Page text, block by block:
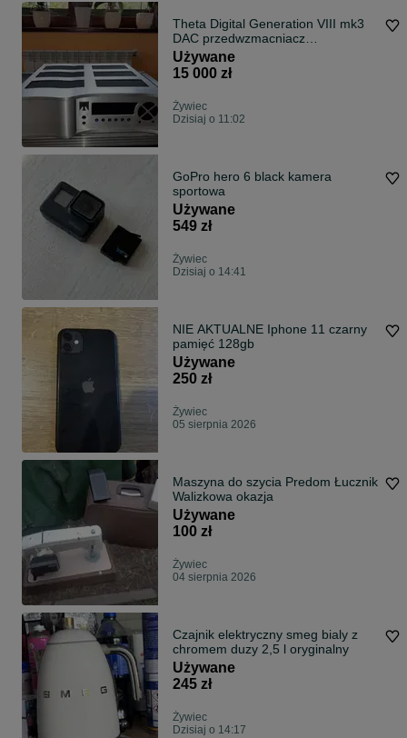
Theta Digital Generation VIII mk3
DAC przedwzmacniacz
zbalansowany USA
Używane
15 000 zł
Żywiec
Dzisiaj o 11:02
GoPro hero 6 black kamera
sportowa
Używane
549 zł
Żywiec
Dzisiaj o 14:41
NIE AKTUALNE Iphone 11 czarny
pamięć 128gb
Używane
250 zł
Żywiec
05 sierpnia 2026
Maszyna do szycia Predom Łucznik
Walizkowa okazja
Używane
100 zł
Żywiec
04 sierpnia 2026
Czajnik elektryczny smeg bialy z
chromem duzy 2,5 l oryginalny
Używane
245 zł
Żywiec
Dzisiaj o 14:17